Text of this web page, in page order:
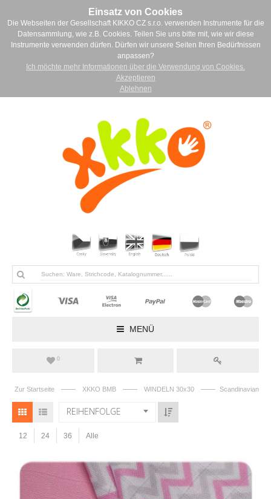
Einsatz von Cookies
Die Webseiten der Gesellschaft KIKKO CZ s.r.o. verwenden Instrumente für die
Datensammlung, wie z.B. Cookies. Teilen Sie uns bitte mit, wie wir diese
Instrumente verwenden dürfen. Dürfen wir unsere Seiten Ihren Bedürfnissen
anpassen?
Ich möchte mehr Informationen über die Verwendung von Cookies.
Akzeptieren
Ablehnen
MENÜ
0
Zur Startseite —— XKKO BMB —— WINDELN 30x30 —— Scandinavian
REIHENFOLGE
12 24 36 Alle